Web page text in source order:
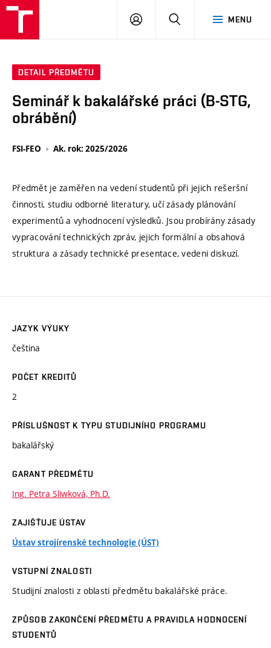
MENU
PŘIHLÁSIT
DETAIL PŘEDMĚTU
Seminář k bakalářské práci (B-STG,
obrábění)
FSI-FEO Ak. rok: 2025/2026
Předmět je zaměřen na vedení studentů při jejich rešeršní
činnosti, studiu odborné literatury, učí zásady plánování
experimentů a vyhodnocení výsledků. Jsou probírány zásady
vypracování technických zpráv, jejich formální a obsahová
struktura a zásady technické presentace, vedeni diskuzí.
JAZYK VÝUKY
čeština
POČET KREDITŮ
2
PŘÍSLUŠNOST K TYPU STUDIJNÍHO PROGRAMU
bakalářský
GARANT PŘEDMĚTU
Ing. Petra Sliwková, Ph.D.
ZAJIŠŤUJE ÚSTAV
Ústav strojírenské technologie (ÚST)
VSTUPNÍ ZNALOSTI
Studijní znalosti z oblasti předmětu bakalářské práce.
ZPŮSOB ZAKONČENÍ PŘEDMĚTU A PRAVIDLA HODNOCENÍ
STUDENTŮ